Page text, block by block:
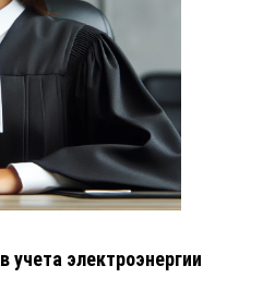
учета электроэнергии